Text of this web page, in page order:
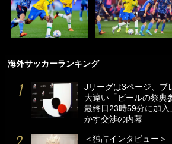
海外サッカーランキング
Jリーグは3ページ、
大違い「ビールの祭典
最終日23時59分に加入
かす交渉の内幕
＜独占インタビュー＞